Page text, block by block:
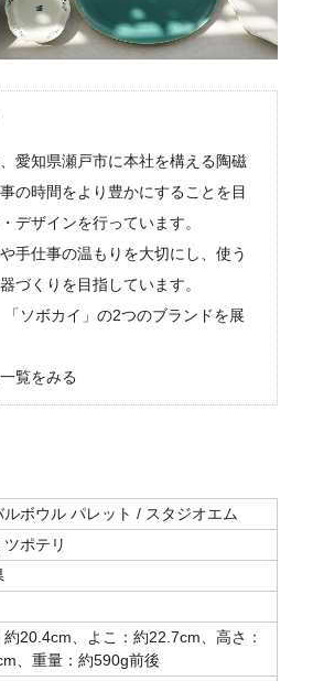
愛知県瀬戸市に本社を構える陶磁
の時間をより豊かにすることを目
デザインを行っています。
手仕事の温もりを大切にし、使う
づくりを目指しています。
「ソボカイ」の2つのブランドを展
覧をみる
ルボウル パレット / スタジオエム
ツポテリ
約20.4cm、よこ：約22.7cm、高さ：
、重量：約590g前後